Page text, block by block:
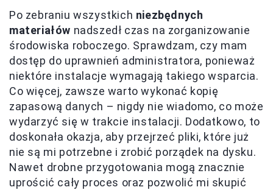
Po zebraniu wszystkich niezbędnych
materiałów nadszedł czas na zorganizowanie
środowiska roboczego. Sprawdzam, czy mam
dostęp do uprawnień administratora, ponieważ
niektóre instalacje wymagają takiego wsparcia.
Co więcej, zawsze warto wykonać kopię
zapasową danych – nigdy nie wiadomo, co może
wydarzyć się w trakcie instalacji. Dodatkowo, to
doskonała okazja, aby przejrzeć pliki, które już
nie są mi potrzebne i zrobić porządek na dysku.
Nawet drobne przygotowania mogą znacznie
uprościć cały proces oraz pozwolić mi skupić